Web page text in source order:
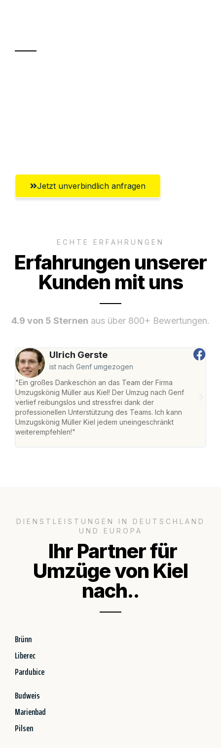
Jetzt unverbindlich anfragen
ECHTE ERFAHRUNGEN
Erfahrungen unserer
Kunden mit uns
4.9 von 5 Sternen aus über 800+ Bewertungen.
Ulrich Gerste
ist nach Genf umgezogen
"Ein großes Dankeschön an das Team der Firma
Umzugskönig Müller aus Kiel! Der Umzug nach Genf
verlief reibungslos und stressfrei dank der
professionellen Unterstützung des Teams. Ich kann
Umzugskönig Müller Kiel jedem uneingeschränkt
weiterempfehlen!"
DIENSTLEISTUNGEN IN DEUTSCHLAND
UND EUROPA
Ihr Partner für
Umzüge von Kiel
nach..
Brünn
Liberec
Pardubice
Budweis
Marienbad
Pilsen